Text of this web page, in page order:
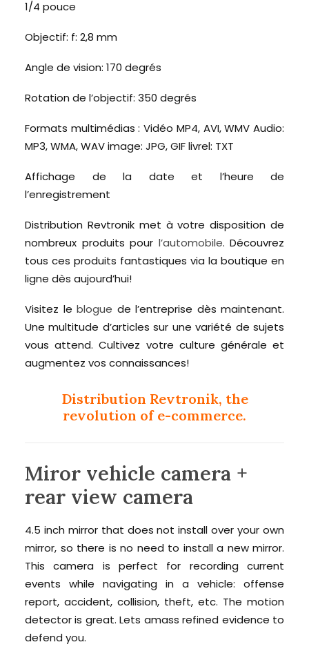
1/4 pouce
Objectif: f: 2,8 mm
Angle de vision: 170 degrés
Rotation de l’objectif: 350 degrés
Formats multimédias : Vidéo MP4, AVI, WMV Audio:
MP3, WMA, WAV image: JPG, GIF livrel: TXT
Affichage de la date et l’heure de
l’enregistrement
Distribution Revtronik met à votre disposition de
nombreux produits pour l’automobile. Découvrez
tous ces produits fantastiques via la boutique en
ligne dès aujourd’hui!
Visitez le blogue de l’entreprise dès maintenant.
Une multitude d’articles sur une variété de sujets
vous attend. Cultivez votre culture générale et
augmentez vos connaissances!
Distribution Revtronik, the
revolution of e-commerce.
Miror vehicle camera +
rear view camera
4.5 inch mirror that does not install over your own
mirror, so there is no need to install a new mirror.
This camera is perfect for recording current
events while navigating in a vehicle: offense
report, accident, collision, theft, etc. The motion
detector is great. Lets amass refined evidence to
defend you.